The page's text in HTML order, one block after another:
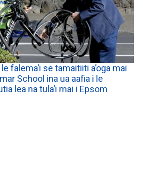
falema’i se tamaitiiti a’oga mai
School ina ua aafia i le
lea na tula’i mai i Epsom